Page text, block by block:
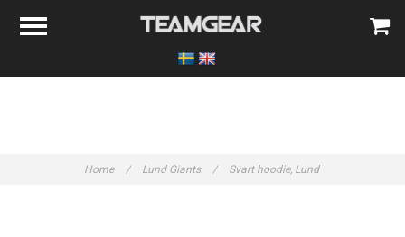
Home / Lund Giants / Svart hoodie, Lund